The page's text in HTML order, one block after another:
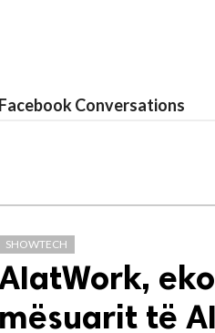
Facebook Conversations
SHOWTECH
mësuarit të